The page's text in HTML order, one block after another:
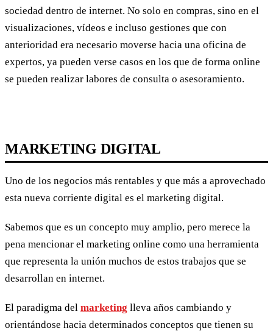
sociedad dentro de internet. No solo en compras, sino en el
visualizaciones, vídeos e incluso gestiones que con
anterioridad era necesario moverse hacia una oficina de
expertos, ya pueden verse casos en los que de forma online
se pueden realizar labores de consulta o asesoramiento.
MARKETING DIGITAL
Uno de los negocios más rentables y que más a aprovechado
esta nueva corriente digital es el marketing digital.
Sabemos que es un concepto muy amplio, pero merece la
pena mencionar el marketing online como una herramienta
que representa la unión muchos de estos trabajos que se
desarrollan en internet.
El paradigma del marketing lleva años cambiando y
orientándose hacia determinados conceptos que tienen su